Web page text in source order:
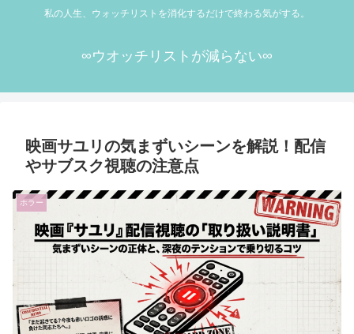
私の人生、ウォッチリストを消化するだけで終わる気がする。
∞ウオッチリストが減らない∞
映画サユリの気まずいシーンを解説！配信
やサブスク視聴の注意点
ホラー